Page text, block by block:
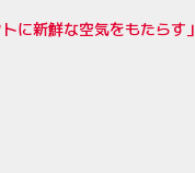
に新鮮な空気をもたらす」